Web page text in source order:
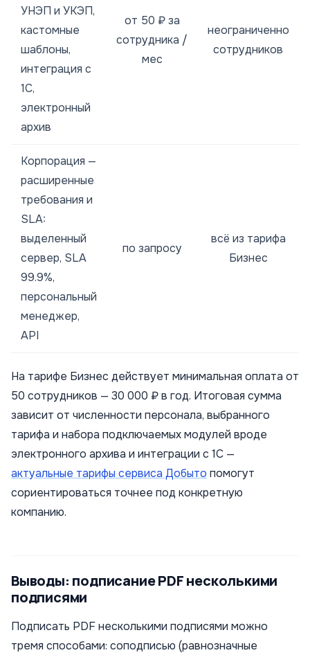
УНЭП и УКЭП,
кастомные
шаблоны,
интеграция с
1С,
электронный
архив
от 50 ₽ за
сотрудника /
мес
неограниченно
сотрудников
Корпорация —
расширенные
требования и
SLA:
выделенный
сервер, SLA
99.9%,
персональный
менеджер,
API
по запросу
всё из тарифа
Бизнес
На тарифе Бизнес действует минимальная оплата от
50 сотрудников — 30 000 ₽ в год. Итоговая сумма
зависит от численности персонала, выбранного
тарифа и набора подключаемых модулей вроде
электронного архива и интеграции с 1С —
актуальные тарифы сервиса Добыто помогут
сориентироваться точнее под конкретную
компанию.
Выводы: подписание PDF несколькими
подписями
Подписать PDF несколькими подписями можно
тремя способами: соподписью (равнозначные